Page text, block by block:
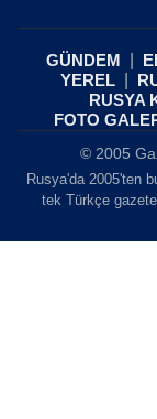
GÜNDEM
YEREL
RUSYA
FOTO
© 2005
Rusya'da 2005'ten
tek Türkçe